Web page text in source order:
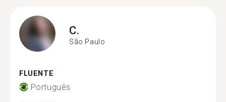
C.
São Paulo
FLUENTE
Português